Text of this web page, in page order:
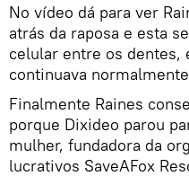
No vídeo dá para ver
atrás da raposa e esta
celular entre os dentes,
continuava
Finalmente Raines
porque Dixideo parou
mulher, fundadora da
lucrativos SaveAFox